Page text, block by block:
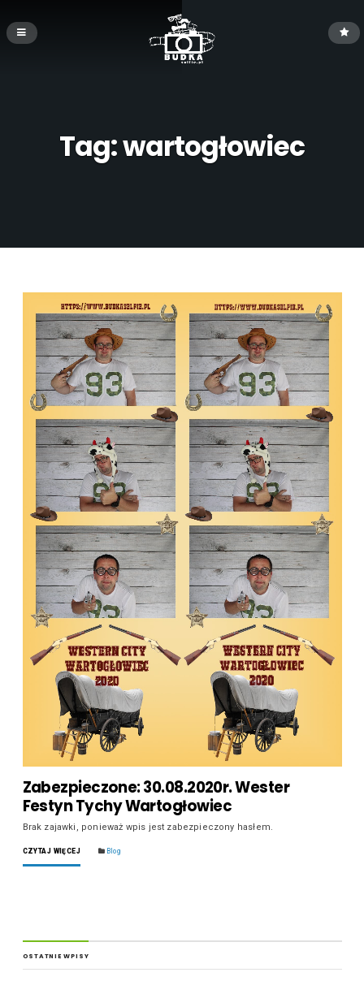
Tag:wartogłowiec
Zabezpieczone: 30.08.2020r. Wester
Festyn Tychy Wartogłowiec
Brak zajawki, ponieważ wpis jest zabezpieczony hasłem.
CZYTAJ WIĘCEJ Blog
OSTATNIE WPISY